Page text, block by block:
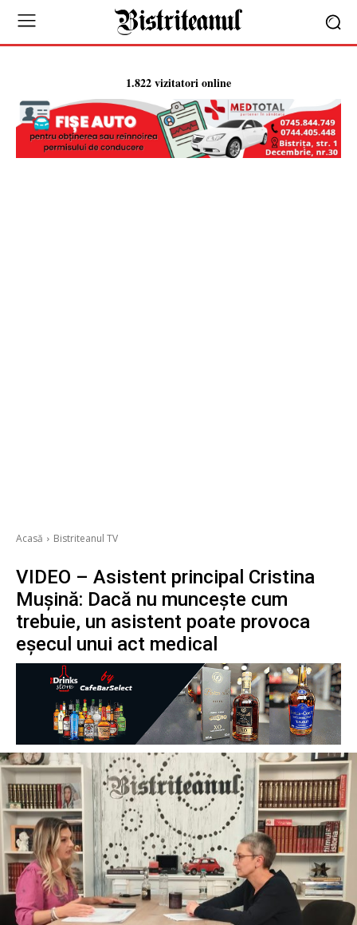
1.822 vizitatori online
Acasă Bistriteanul TV
VIDEO – Asistent principal Cristina
Mușină: Dacă nu muncește cum
trebuie, un asistent poate provoca
eșecul unui act medical